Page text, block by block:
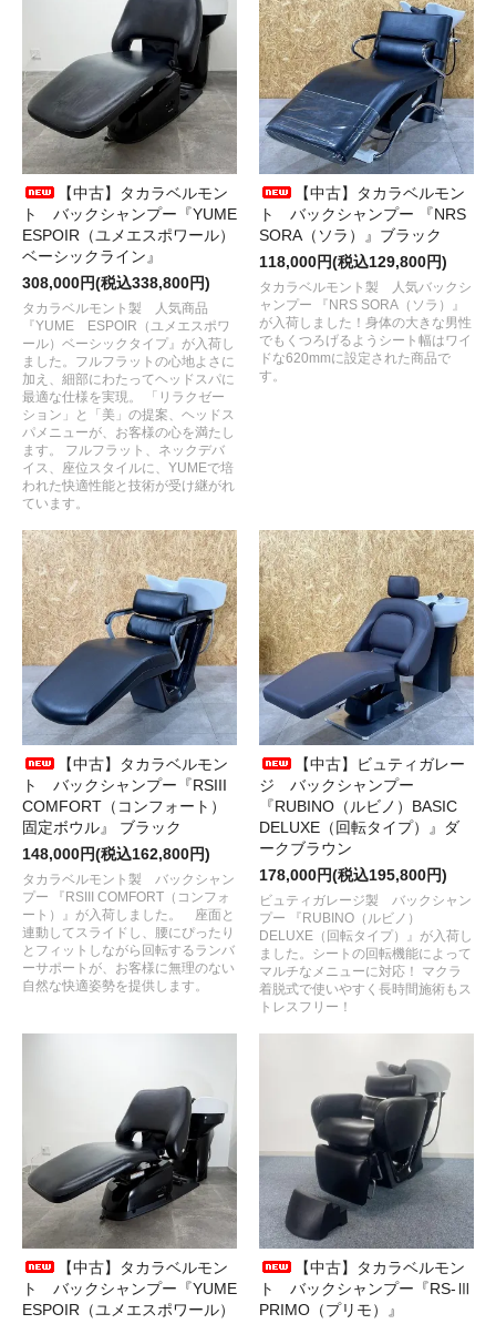
【中古】タカラベルモン
ト バックシャンプー『YUME
ESPOIR（ユメエスポワール）
ベーシックライン』
308,000円(税込338,800円)
タカラベルモント製 人気商品
『YUME ESPOIR（ユメエスポワ
ール）ベーシックタイプ』が入荷し
ました。フルフラットの心地よさに
加え、細部にわたってヘッドスパに
最適な仕様を実現。 「リラクゼー
ション」と「美」の提案、ヘッドス
パメニューが、お客様の心を満たし
ます。 フルフラット、ネックデバ
イス、座位スタイルに、YUMEで培
われた快適性能と技術が受け継がれ
ています。
【中古】タカラベルモン
ト バックシャンプー 『NRS
SORA（ソラ）』ブラック
118,000円(税込129,800円)
タカラベルモント製 人気バックシ
ャンプー 『NRS SORA（ソラ）』
が入荷しました！身体の大きな男性
でもくつろげるようシート幅はワイ
ドな620mmに設定された商品で
す。
【中古】タカラベルモン
ト バックシャンプー『RSIII
COMFORT（コンフォート）
固定ボウル』 ブラック
148,000円(税込162,800円)
タカラベルモント製 バックシャン
プー 『RSIII COMFORT（コンフォ
ート）』が入荷しました。 座面と
連動してスライドし、腰にぴったり
とフィットしながら回転するランバ
ーサポートが、お客様に無理のない
自然な快適姿勢を提供します。
【中古】ビュティガレー
ジ バックシャンプー
『RUBINO（ルビノ）BASIC
DELUXE（回転タイプ）』ダ
ークブラウン
178,000円(税込195,800円)
ビュティガレージ製 バックシャン
プー 『RUBINO（ルビノ）
DELUXE（回転タイプ）』が入荷し
ました。シートの回転機能によって
マルチなメニューに対応！ マクラ
着脱式で使いやすく長時間施術もス
トレスフリー！
【中古】タカラベルモン
ト バックシャンプー『YUME
ESPOIR（ユメエスポワール）
【中古】タカラベルモン
ト バックシャンプー『RS-Ⅲ
PRIMO（プリモ）』